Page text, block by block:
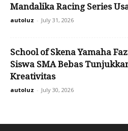
Mandalika Racing Series
autoluz - July 31, 2026
School of Skena Yamaha
Siswa SMA Bebas
Kreativitas
autoluz - July 30, 2026